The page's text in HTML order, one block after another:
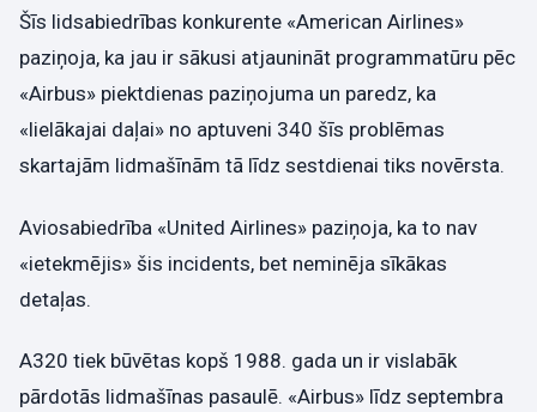
Šīs lidsabiedrības konkurente «American Airlines»
paziņoja, ka jau ir sākusi atjaunināt programmatūru pēc
«Airbus» piektdienas paziņojuma un paredz, ka
«lielākajai daļai» no aptuveni 340 šīs problēmas
skartajām lidmašīnām tā līdz sestdienai tiks novērsta.
Aviosabiedrība «United Airlines» paziņoja, ka to nav
«ietekmējis» šis incidents, bet neminēja sīkākas
detaļas.
A320 tiek būvētas kopš 1988. gada un ir vislabāk
pārdotās lidmašīnas pasaulē. «Airbus» līdz septembra